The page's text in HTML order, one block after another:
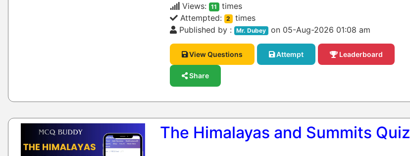
Views: 11
times
Attempted:
2
times
Published by :
Mr. Dubey on 05-Aug-2026 01:08 am
View Questions Attempt Leaderboard
Share
The Himalayas and Summits Quiz